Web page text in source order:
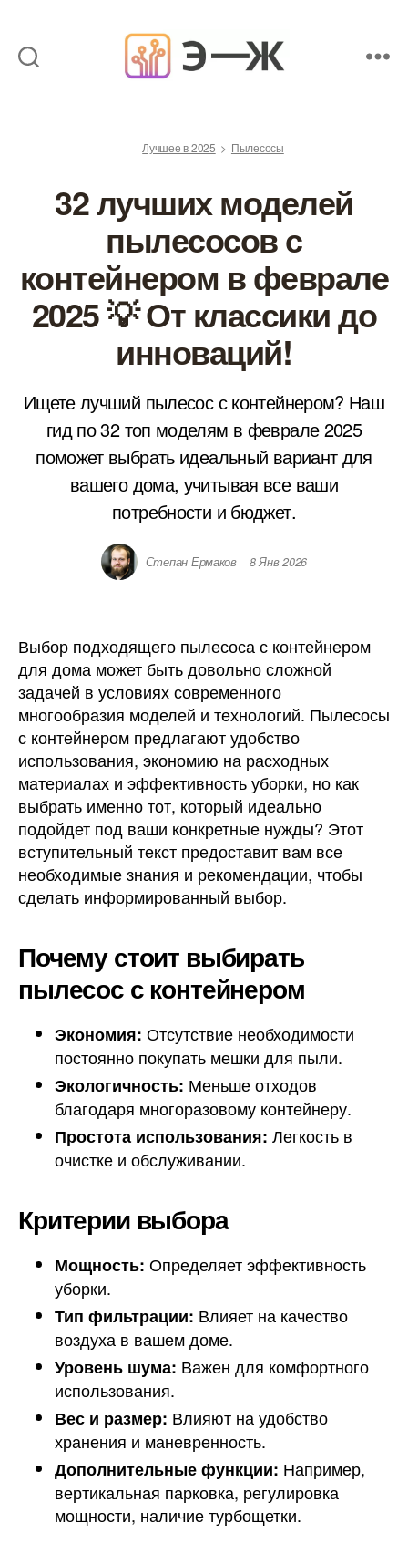
экспертов
Лучшее в 2025 Пылесосы
32 лучших моделей
пылесосов с
контейнером в феврале
2025 💡 От классики до
инноваций!
Ищете лучший пылесос с контейнером? Наш
гид по 32 топ моделям в феврале 2025
поможет выбрать идеальный вариант для
вашего дома, учитывая все ваши
потребности и бюджет.
Степан Ермаков 8 Янв 2026
Выбор подходящего пылесоса с контейнером
для дома может быть довольно сложной
задачей в условиях современного
многообразия моделей и технологий. Пылесосы
с контейнером предлагают удобство
использования, экономию на расходных
материалах и эффективность уборки, но как
выбрать именно тот, который идеально
подойдет под ваши конкретные нужды? Этот
вступительный текст предоставит вам все
необходимые знания и рекомендации, чтобы
сделать информированный выбор.
Почему стоит выбирать
пылесос с контейнером
Экономия: Отсутствие необходимости
постоянно покупать мешки для пыли.
Экологичность: Меньше отходов
благодаря многоразовому контейнеру.
Простота использования: Легкость в
очистке и обслуживании.
Критерии выбора
Мощность: Определяет эффективность
уборки.
Тип фильтрации: Влияет на качество
воздуха в вашем доме.
Уровень шума: Важен для комфортного
использования.
Вес и размер: Влияют на удобство
хранения и маневренность.
Дополнительные функции: Например,
вертикальная парковка, регулировка
мощности, наличие турбощетки.